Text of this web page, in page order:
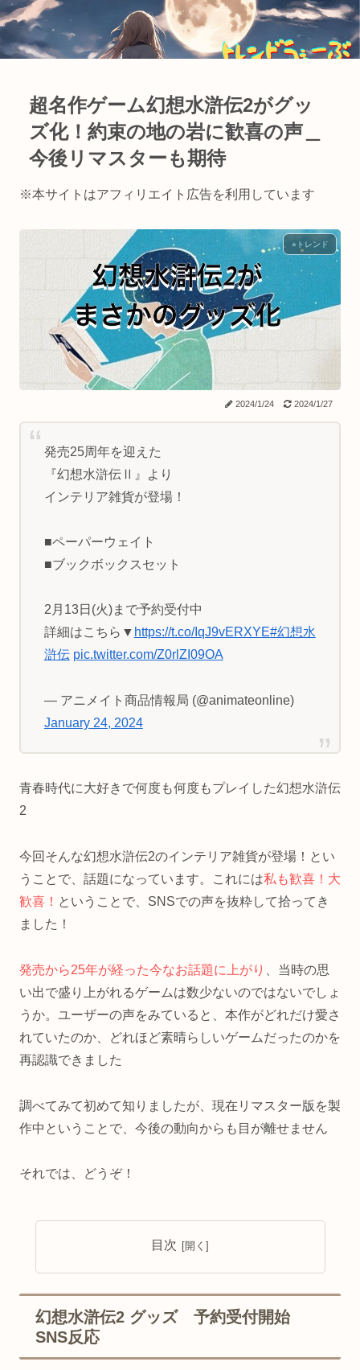
超名作ゲーム幻想水滸伝2がグッ
ズ化！約束の地の岩に歓喜の声＿
今後リマスターも期待
※本サイトはアフィリエイト広告を利用しています
⭐︎トレンド
2024/1/24 2024/1/27
発売25周年を迎えた
『幻想水滸伝Ⅱ』より
インテリア雑貨が登場！
■ペーパーウェイト
■ブックボックスセット
2月13日(火)まで予約受付中
詳細はこちら▼ https://t.co/IqJ9vERXYE#幻想水
滸伝 pic.twitter.com/Z0rlZI09OA
— アニメイト商品情報局 (@animateonline)
January 24, 2024
青春時代に大好きで何度も何度もプレイした幻想水滸伝
2
今回そんな幻想水滸伝2のインテリア雑貨が登場！とい
うことで、話題になっています。これには私も歓喜！大
歓喜！ ということで、SNSでの声を抜粋して拾ってき
ました！
発売から25年が経った今なお話題に上がり
、当時の思
い出で盛り上がれるゲームは数少ないのではないでしょ
うか。ユーザーの声をみていると、本作がどれだけ愛さ
れていたのか、どれほど素晴らしいゲームだったのかを
再認識できました
調べてみて初めて知りましたが、現在リマスター版を製
作中ということで、今後の動向からも目が離せません
それでは、どうぞ！
目次
幻想水滸伝2 グッズ 予約受付開始
SNS反応